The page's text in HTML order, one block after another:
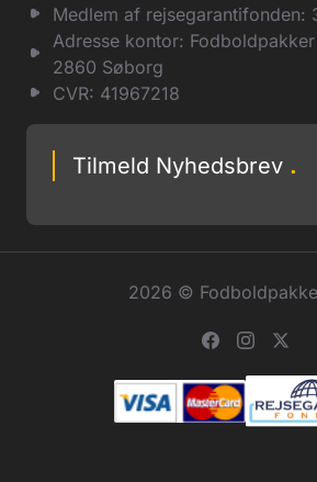
Medlem af rejsegarantifonden:
Adresse kontor: Fodboldpakker
2860 Søborg
CVR: 41967218
Tilmeld Nyhedsbrev .
2026 ©